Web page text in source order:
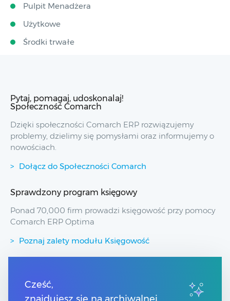
Pulpit Menadżera
Użytkowe
Środki trwałe
Pytaj, pomagaj, udoskonalaj!
Społeczność Comarch
Dzięki społeczności Comarch ERP rozwiązujemy
problemy, dzielimy się pomysłami oraz informujemy o
nowościach.
Dołącz do Społeczności Comarch
Sprawdzony program księgowy
Ponad 70,000 firm prowadzi księgowość przy pomocy
Comarch ERP Optima
Poznaj zalety modułu Księgowość
Przydatne linki
Cześć,